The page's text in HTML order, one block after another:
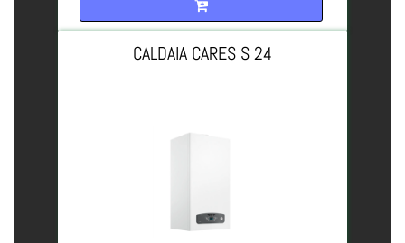
CALDAIA CARES S 24